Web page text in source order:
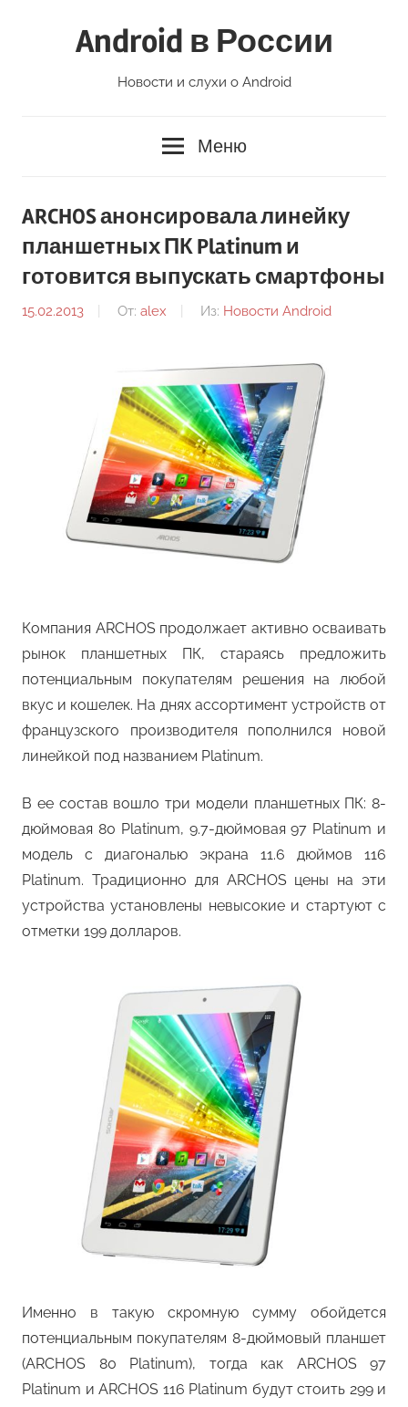
Android в России
Новости и слухи о Android
Меню
ARCHOS анонсировала линейку
планшетных ПК Platinum и
готовится выпускать смартфоны
15.02.2013 От: alex Из: Новости Android
Компания ARCHOS продолжает активно осваивать
рынок планшетных ПК, стараясь предложить
потенциальным покупателям решения на любой
вкус и кошелек. На днях ассортимент устройств от
французского производителя пополнился новой
линейкой под названием Platinum.
В ее состав вошло три модели планшетных ПК: 8-
дюймовая 80 Platinum, 9.7-дюймовая 97 Platinum и
модель с диагональю экрана 11.6 дюймов 116
Platinum. Традиционно для ARCHOS цены на эти
устройства установлены невысокие и стартуют с
отметки 199 долларов.
Именно в такую скромную сумму обойдется
потенциальным покупателям 8-дюймовый планшет
(ARCHOS 80 Platinum), тогда как ARCHOS 97
Platinum и ARCHOS 116 Platinum будут стоить 299 и